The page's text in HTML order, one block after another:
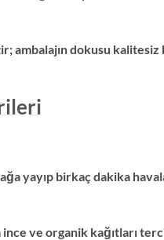
ambalajın dokusu
yayıp birkaç dakika
ince ve organik kağıtları